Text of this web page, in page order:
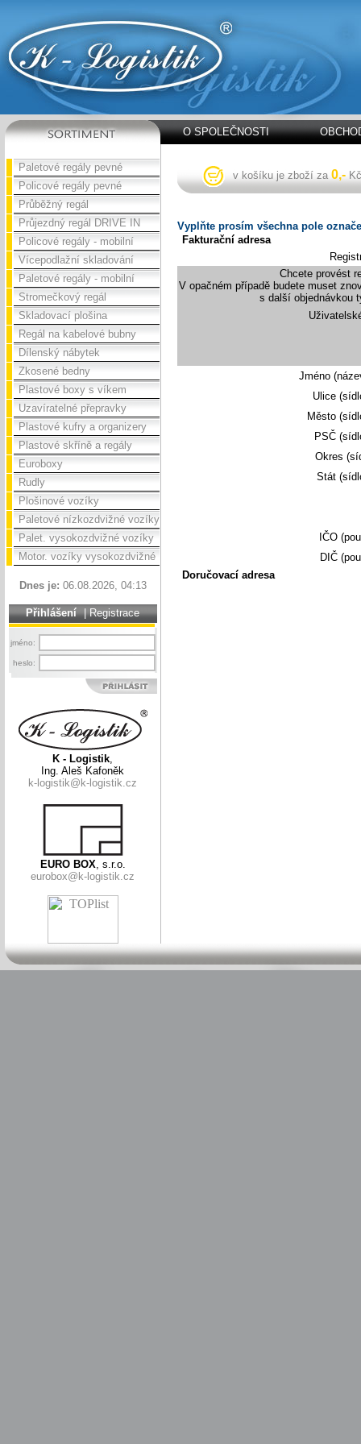
O SPOLEČNOSTI
Paletové regály pevné
Policové regály pevné
Průběžný regál
Průjezdný regál DRIVE IN
Policové regály - mobilní
Vícepodlažní skladování
Paletové regály - mobilní
Stromečkový regál
Skladovací plošina
Regál na kabelové bubny
Dílenský nábytek
Zkosené bedny
Plastové boxy s víkem
Uzavíratelné přepravky
Plastové kufry a organizery
Plastové skříně a regály
Euroboxy
Rudly
Plošinové vozíky
Paletové nízkozdvižné vozíky
Palet. vysokozdvižné vozíky
Motor. vozíky vysokozdvižné
Dnes je: 06.08.2026, 04:13
Přihlášení |Registrace
jméno:
heslo:
K - Logistik,
Ing. Aleš Kafoněk
k-logistik@k-logistik.cz
EURO BOX, s.r.o.
eurobox@k-logistik.cz
v košíku je zboží za 0,- Kč
Vyplňte prosím všechna pole
Fakturační adresa
Chcete provést
V opačném případě budete muset
s další objednávkou
Jméno
Ulice
Město
PSČ
Okres
Stát
IČO
DIČ
Doručovací adresa